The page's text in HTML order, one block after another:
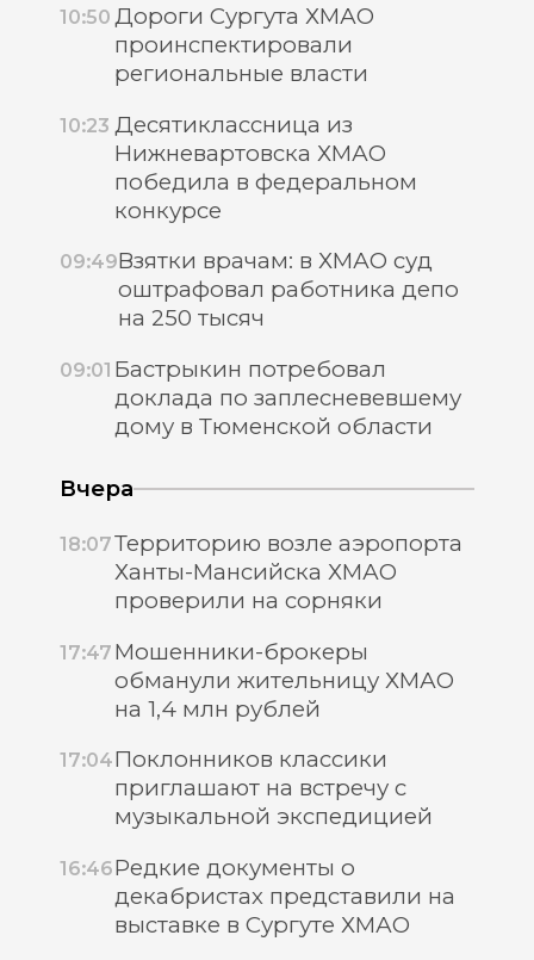
10:50 Дороги Сургута ХМАО
проинспектировали
региональные власти
10:23 Десятиклассница из
Нижневартовска ХМАО
победила в федеральном
конкурсе
09:49Взятки врачам: в ХМАО суд
оштрафовал работника депо
на 250 тысяч
09:01 Бастрыкин потребовал
доклада по заплесневевшему
дому в Тюменской области
Вчера
18:07Территорию возле аэропорта
Ханты-Мансийска ХМАО
проверили на сорняки
17:47 Мошенники-брокеры
обманули жительницу ХМАО
на 1,4 млн рублей
17:04Поклонников классики
приглашают на встречу с
музыкальной экспедицией
16:46Редкие документы о
декабристах представили на
выставке в Сургуте ХМАО